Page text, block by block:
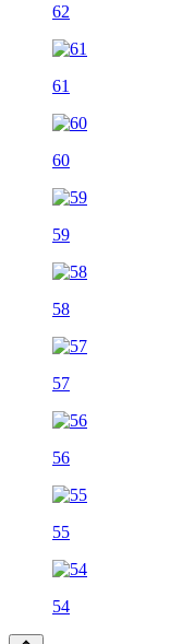
62
61
60
59
58
57
56
55
54